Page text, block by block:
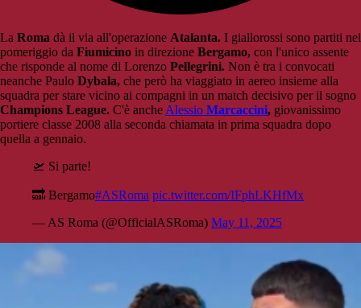
La Roma dà il via all'operazione Atalanta. I giallorossi sono partiti nel
pomeriggio da Fiumicino in direzione Bergamo, con l'unico assente
che risponde al nome di Lorenzo Pellegrini. Non è tra i convocati
neanche Paulo Dybala, che però ha viaggiato in aereo insieme alla
squadra per stare vicino ai compagni in un match decisivo per il sogno
Champions League. C'è ancheAlessio Marcaccini, giovanissimo
portiere classe 2008 alla seconda chiamata in prima squadra dopo
quella a gennaio.
🛫 Si parte!
🔜 Bergamo#ASRoma pic.twitter.com/IFphLKHfMx
— AS Roma (@OfficialASRoma) May 11, 2025